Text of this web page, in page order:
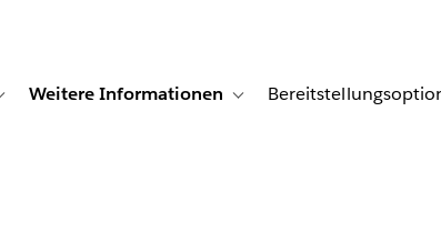
for Kundenberichte
sub-navigation for Lösungen
Weitere Informationen Toggle sub-navigation for